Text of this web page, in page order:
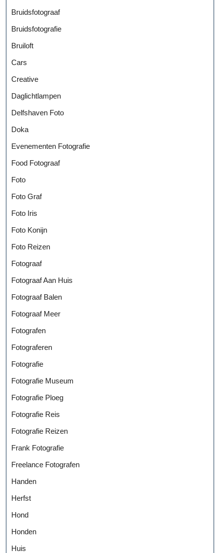
Bruidsfotograaf
Bruidsfotografie
Bruiloft
Cars
Creative
Daglichtlampen
Delfshaven Foto
Doka
Evenementen Fotografie
Food Fotograaf
Foto
Foto Graf
Foto Iris
Foto Konijn
Foto Reizen
Fotograaf
Fotograaf Aan Huis
Fotograaf Balen
Fotograaf Meer
Fotografen
Fotograferen
Fotografie
Fotografie Museum
Fotografie Ploeg
Fotografie Reis
Fotografie Reizen
Frank Fotografie
Freelance Fotografen
Handen
Herfst
Hond
Honden
Huis